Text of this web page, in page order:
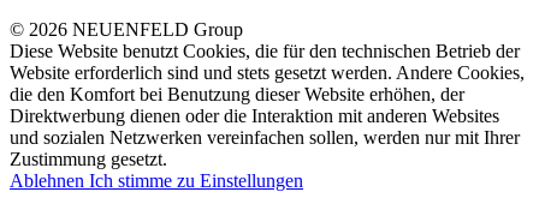
© 2026 NEUENFELD Group
Diese Website benutzt Cookies, die für den technischen Betrieb der
Website erforderlich sind und stets gesetzt werden. Andere Cookies,
die den Komfort bei Benutzung dieser Website erhöhen, der
Direktwerbung dienen oder die Interaktion mit anderen Websites
und sozialen Netzwerken vereinfachen sollen, werden nur mit Ihrer
Zustimmung gesetzt.
Ablehnen Ich stimme zu Einstellungen